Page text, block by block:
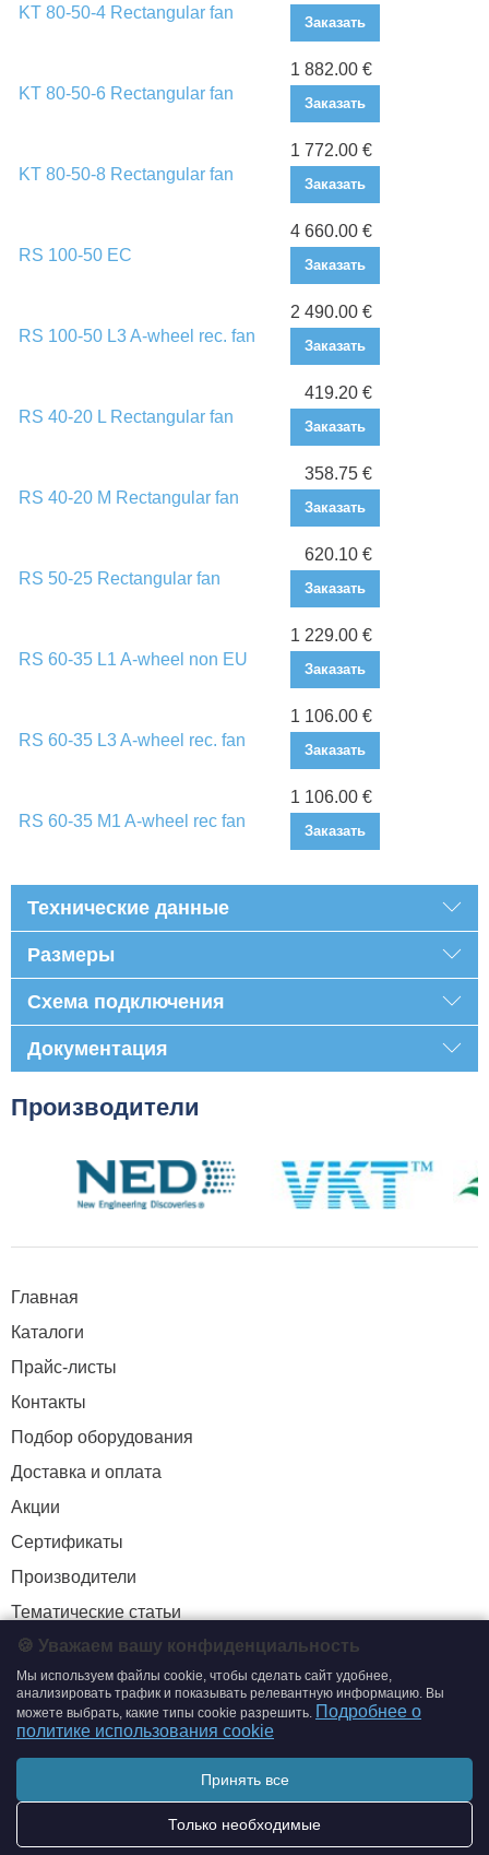
KT 80-50-4 Rectangular fan
Заказать
KT 80-50-6 Rectangular fan
1 882.00 €
Заказать
KT 80-50-8 Rectangular fan
1 772.00 €
Заказать
RS 100-50 EC
4 660.00 €
Заказать
RS 100-50 L3 A-wheel rec. fan
2 490.00 €
Заказать
RS 40-20 L Rectangular fan
419.20 €
Заказать
RS 40-20 M Rectangular fan
358.75 €
Заказать
RS 50-25 Rectangular fan
620.10 €
Заказать
RS 60-35 L1 A-wheel non EU
1 229.00 €
Заказать
RS 60-35 L3 A-wheel rec. fan
1 106.00 €
Заказать
RS 60-35 M1 A-wheel rec fan
1 106.00 €
Заказать
Технические данные
Размеры
Схема подключения
Документация
Производители
Главная
Каталоги
Прайс-листы
Контакты
Подбор оборудования
Доставка и оплата
Акции
Сертификаты
Производители
Тематические статьи
+7 (495) 204-19-33
zakaz@smtrading.ru
Политика обработки персональных данных
Политика использования cookie
🍪 Уважаем вашу конфиденциальность
Мы используем файлы cookie, чтобы сделать сайт удобнее,
анализировать трафик и показывать релевантную информацию. Вы
можете выбрать, какие типы cookie разрешить. Подробнее о
политике использования cookie
Принять все
Только необходимые